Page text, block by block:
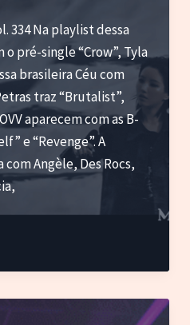
334 Na playlist dessa
o pré-single “Crow”, Tyla
brasileira Céu com
traz “Brutalist”,
aparecem com as B-
e “Revenge”. A
Angèle, Des Rocs,